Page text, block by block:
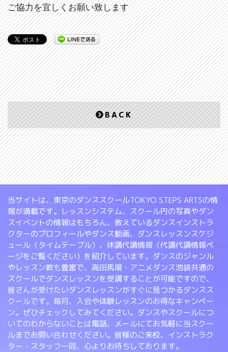
ご協力を宜しくお願い致します
BACK
当サイトは、東京のダンススクールTOKYO STEPS ARTSの情
報が満載です。レッスンシステム、スクール内の写真やダン
スイベントの情報はもちろん、教えているダンスインストラ
クターのプロフィールやダンス動画、ダンスレッスンスケジ
ュール（タイムテーブル）、休講代講情報（代講代講情報ペ
ージをご覧ください）を紹介しています。ダンスのジャンル
やレッスン数も豊富で、高田馬場・アニメダンス池袋共通の
スクールでダンスレッスンを受講することが可能ですので、
皆さんが受けたいダンスレッスンがすぐに見つかるダンスス
クールです。毎月、入会や体験レッスンのお得なキャンペー
ン。ぜひチェックしてみてください。ダンスやスクールにつ
いてのわからないことは電話、メールにてお気軽に当スクー
ルまでお問い合わせください。皆様のご来校、インストラク
ター・スタッフ一同、心よりお待ちしております。